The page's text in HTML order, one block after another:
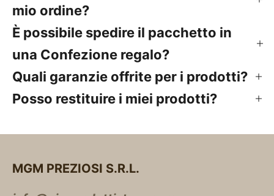
mio ordine?
È possibile spedire il pacchetto in
una Confezione regalo?
Quali garanzie offrite per i prodotti?
Posso restituire i miei prodotti?
MGM PREZIOSI S.R.L.